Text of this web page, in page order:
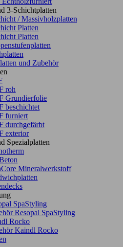
3-Schichtplatten
/ Massivholzplatten
Platten
Platten
und Zubehör
roh
Grundierfolie
beschichtet
furniert
durchgefärbt
exterior
Spezialplatten
Mineralwerkstoff
SpaStyling
Resopal SpaStyling
Rocko
Kaindl Rocko